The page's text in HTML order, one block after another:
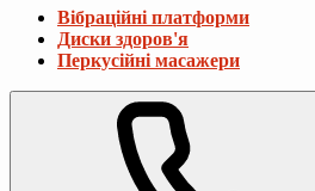
Вібраційні платформи
Диски здоров'я
Перкусійні масажери